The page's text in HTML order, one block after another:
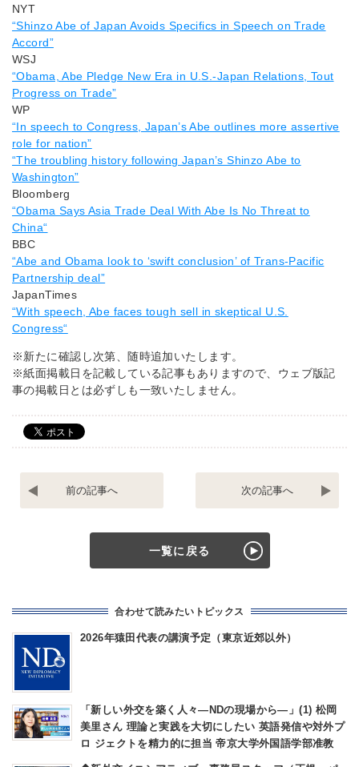
NYT
“Shinzo Abe of Japan Avoids Specifics in Speech on Trade
Accord”
WSJ
“Obama, Abe Pledge New Era in U.S.-Japan Relations, Tout
Progress on Trade”
WP
“In speech to Congress, Japan’s Abe outlines more assertive
role for nation”
“The troubling history following Japan’s Shinzo Abe to
Washington”
Bloomberg
“Obama Says Asia Trade Deal With Abe Is No Threat to
China“
BBC
“Abe and Obama look to ‘swift conclusion’ of Trans-Pacific
Partnership deal”
JapanTimes
“With speech, Abe faces tough sell in skeptical U.S.
Congress“
※新たに確認し次第、随時追加いたします。
※紙面掲載日を記載している記事もありますので、ウェブ版記
事の掲載日とは必ずしも一致いたしません。
訪
動
ウ
デ
ィ
ン
グ
「Ready
「週
春
４
月
掲
判
記
事
に
つ
一覧に戻る
合わせて読みたいトピックス
2026年猿田代表の講演予定（東京近郊以外）
「新しい外交を築く人々―NDの現場から―」(1) 松岡
美里さん 理論と実践を大切にしたい 英語発信や対外プ
ロ ジェクトを精力的に担当 帝京大学外国語学部准教